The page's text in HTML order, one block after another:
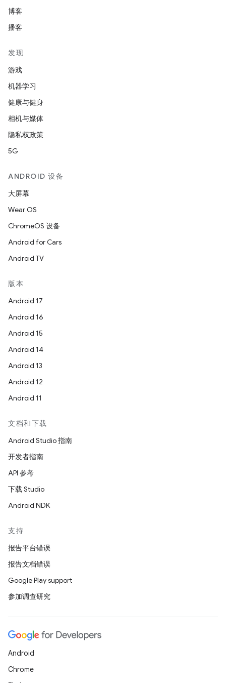
博客
播客
发现
游戏
机器学习
健康与健身
相机与媒体
隐私权政策
5G
ANDROID 设备
大屏幕
Wear OS
ChromeOS 设备
Android for Cars
Android TV
版本
Android 17
Android 16
Android 15
Android 14
Android 13
Android 12
Android 11
文档和下载
Android Studio 指南
开发者指南
API 参考
下载 Studio
Android NDK
支持
报告平台错误
报告文档错误
Google Play support
参加调查研究
Android
Chrome